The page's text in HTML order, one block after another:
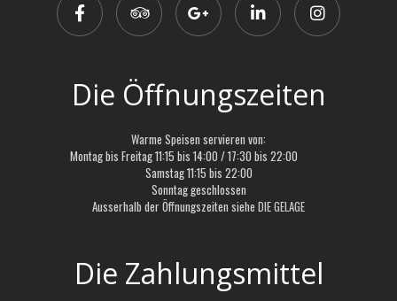
Die Öffnungszeiten
Warme Speisen servieren von:
Montag bis Freitag 11:15 bis 14:00 / 17:30 bis 22:00
Samstag 11:15 bis 22:00
Sonntag geschlossen
Ausserhalb der Öffnungszeiten siehe DIE GELAGE
Die Zahlungsmittel